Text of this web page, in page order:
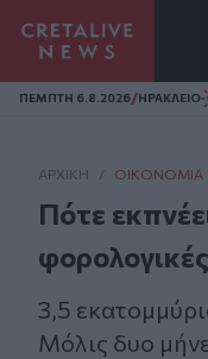
Homepage
ΠΕΜΠΤΗ 6.8.2026/ΗΡΑΚΛΕΙΟ
ΑΡΧΙΚΗ / ΟΙΚΟΝΟΜΊΑ
Πότε
3,5
Μόλις δυο